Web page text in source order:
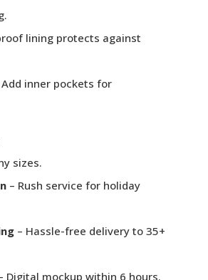
lining protects against
Add inner pockets for
sizes.
– Rush service for holiday
– Hassle-free delivery to 35+
Digital mockup within 6 hours.